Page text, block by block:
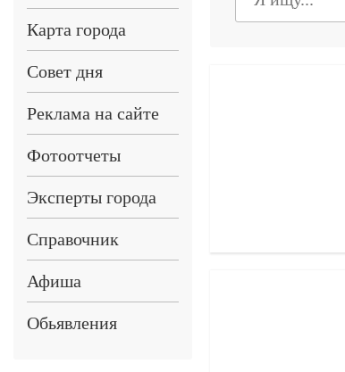
Карта города
Совет дня
Реклама на сайте
Фотоотчеты
Эксперты города
Справочник
Афиша
Обьявления